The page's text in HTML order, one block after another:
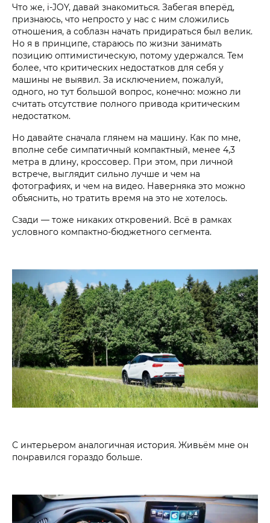
Что же, i‑JOY, давай знакомиться. Забегая вперёд,
признаюсь, что непросто у нас с ним сложились
отношения, а соблазн начать придираться был велик.
Но я в принципе, стараюсь по жизни занимать
позицию оптимистическую, потому удержался. Тем
более, что критических недостатков для себя у
машины не выявил. За исключением, пожалуй,
одного, но тут большой вопрос, конечно: можно ли
считать отсутствие полного привода критическим
недостатком.
Но давайте сначала глянем на машину. Как по мне,
вполне себе симпатичный компактный, менее 4,3
метра в длину, кроссовер. При этом, при личной
встрече, выглядит сильно лучше и чем на
фотографиях, и чем на видео. Наверняка это можно
объяснить, но тратить время на это не хотелось.
Сзади — тоже никаких откровений. Всё в рамках
условного компактно-бюджетного сегмента.
С интерьером аналогичная история. Живьём мне он
понравился гораздо больше.